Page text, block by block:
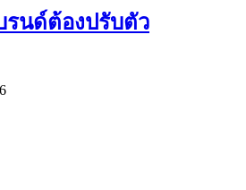
รนด์ต้องปรับตัว